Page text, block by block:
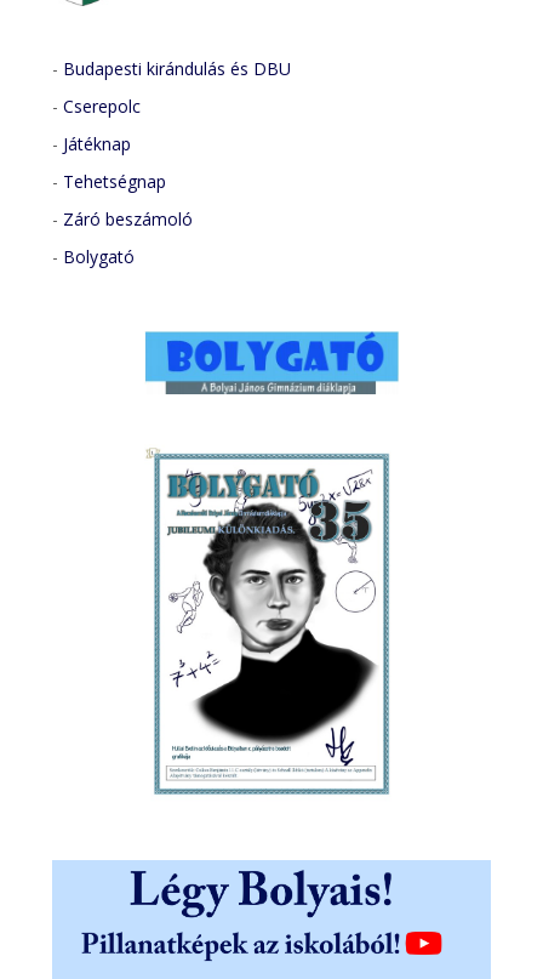
- Budapesti kirándulás és DBU
-Cserepolc
- Játéknap
- Tehetségnap
- Záró beszámoló
- Bolygató